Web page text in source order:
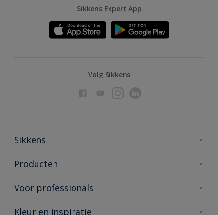
Sikkens Expert App
Volg Sikkens
Sikkens
Over Sikkens
Duurzaamheid
Producten
Producten voor binnen
Voor professionals
Advies & service
Kleur en inspiratie